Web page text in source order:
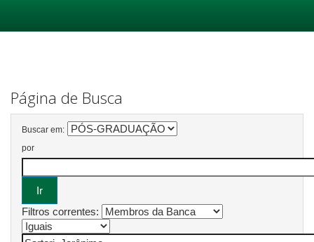
Página de Busca
Buscar em:
por
Filtros correntes: